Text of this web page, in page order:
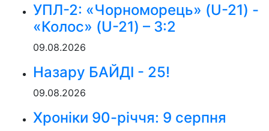
УПЛ-2: «Чорноморець» (U-21) -
«Колос» (U-21) – 3:2
09.08.2026
Назару БАЙДІ - 25!
09.08.2026
Хроніки 90-річчя: 9 серпня